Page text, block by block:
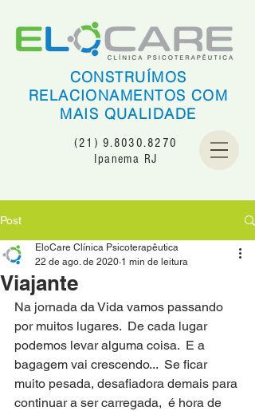
(21) 9.8030.8270
Ipanema RJ
CONSTRUÍMOS
RELACIONAMENTOS COM
MAIS QUALIDADE
Post
Viajante
EloCare Clínica Psicoterapêutica
22 de ago. de 2020 1 min de leitura
Na jornada da Vida vamos passando
por muitos lugares.  De cada lugar
podemos levar alguma coisa.  E a
bagagem vai crescendo...  Se ficar
muito pesada, desafiadora demais para
continuar a ser carregada,  é hora de